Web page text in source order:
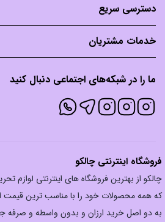
دسترسی سریع
خدمات مشتریان
ما را در شبکه‌های اجتماعی دنبال کنید
فروشگاه اینترنتی چالکو
چالکو از بهترین فروشگاه های اینترنتی لوازم
که همه محصولات خود را با مناسب ترین قیمت
به دو اصل خرید ارزان‌ و بدون واسطه و صرفه